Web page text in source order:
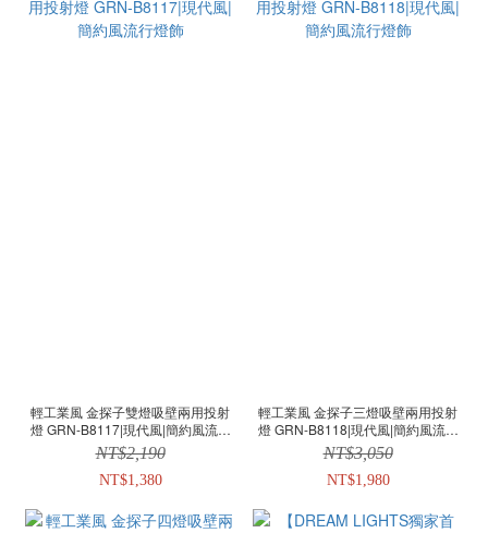
輕工業風 金探子雙燈吸壁兩用投射
燈 GRN-B8117|現代風|簡約風流行
燈飾
NT$2,190
NT$1,380
輕工業風 金探子三燈吸壁兩用投射
燈 GRN-B8118|現代風|簡約風流行
燈飾
NT$3,050
NT$1,980